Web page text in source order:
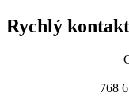
Rychlý kontakt
768